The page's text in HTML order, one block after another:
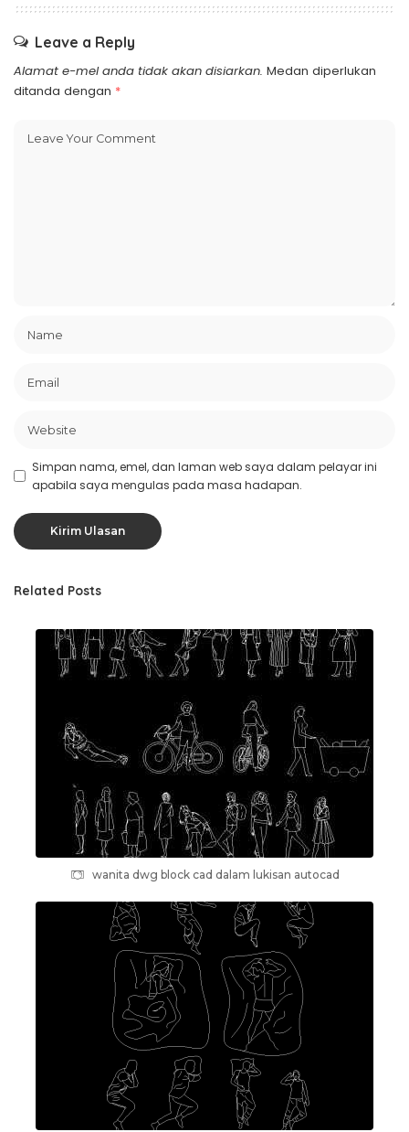
Leave a Reply
Alamat e-mel anda tidak akan disiarkan. Medan diperlukan
ditanda dengan *
Simpan nama, emel, dan laman web saya dalam pelayar ini
apabila saya mengulas pada masa hadapan.
Related Posts
wanita dwg block cad dalam lukisan autocad